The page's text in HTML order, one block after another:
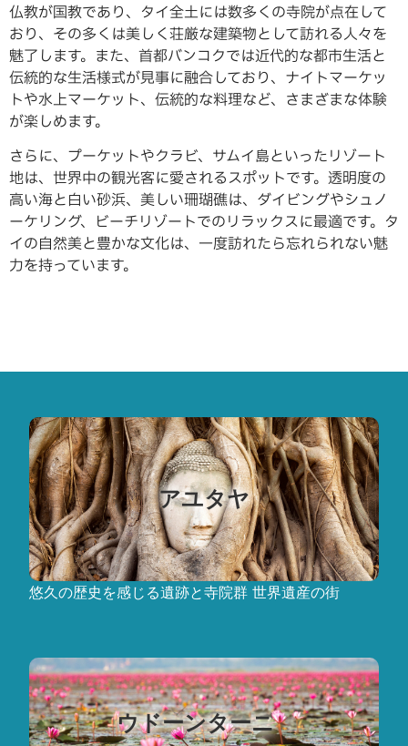
仏教が国教であり、タイ全土には数多くの寺院が点在して
おり、その多くは美しく荘厳な建築物として訪れる人々を
魅了します。また、首都バンコクでは近代的な都市生活と
伝統的な生活様式が見事に融合しており、ナイトマーケッ
トや水上マーケット、伝統的な料理など、さまざまな体験
が楽しめます。
さらに、プーケットやクラビ、サムイ島といったリゾート
地は、世界中の観光客に愛されるスポットです。透明度の
高い海と白い砂浜、美しい珊瑚礁は、ダイビングやシュノ
ーケリング、ビーチリゾートでのリラックスに最適です。タ
イの自然美と豊かな文化は、一度訪れたら忘れられない魅
力を持っています。
アユタヤ
悠久の歴史を感じる遺跡と寺院群 世界遺産の街
ウドーンターニ